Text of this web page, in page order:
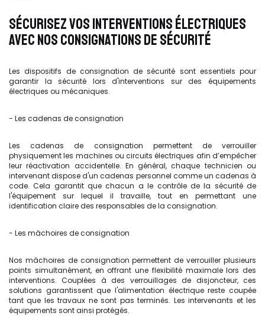
SÉCURISEZ VOS INTERVENTIONS ÉLECTRIQUES
AVEC NOS CONSIGNATIONS DE SÉCURITÉ
Les dispositifs de consignation de sécurité sont essentiels pour
garantir la sécurité lors d'interventions sur des équipements
électriques ou mécaniques.
- Les cadenas de consignation
Les cadenas de consignation permettent de verrouiller
physiquement les machines ou circuits électriques afin d’empêcher
leur réactivation accidentelle. En général, chaque technicien ou
intervenant dispose d'un cadenas personnel comme un cadenas à
code. Cela garantit que chacun a le contrôle de la sécurité de
l'équipement sur lequel il travaille, tout en permettant une
identification claire des responsables de la consignation.
- Les mâchoires de consignation
Nos mâchoires de consignation permettent de verrouiller plusieurs
points simultanément, en offrant une flexibilité maximale lors des
interventions. Couplées à des verrouillages de disjoncteur, ces
solutions garantissent que l'alimentation électrique reste coupée
tant que les travaux ne sont pas terminés. Les intervenants et les
équipements sont ainsi protégés.